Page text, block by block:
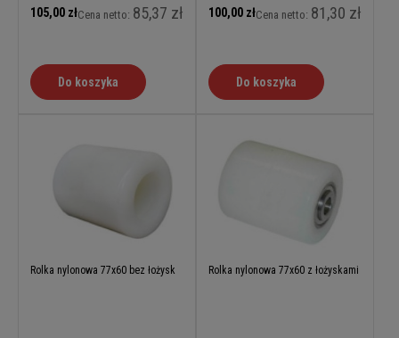
105,00 złCena netto: 85,37 zł
Do koszyka
100,00 złCena netto: 81,30 zł
Do koszyka
Rolka nylonowa 77x60 bez łożysk Rolka nylonowa 77x60 z łożyskami